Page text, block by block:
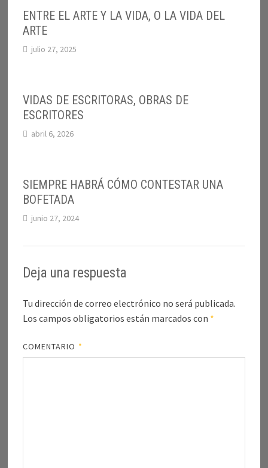
ENTRE EL ARTE Y LA VIDA, O LA VIDA DEL
ARTE
julio 27, 2025
VIDAS DE ESCRITORAS, OBRAS DE
ESCRITORES
abril 6, 2026
SIEMPRE HABRÁ CÓMO CONTESTAR UNA
BOFETADA
junio 27, 2024
Deja una respuesta
Tu dirección de correo electrónico no será publicada.
Los campos obligatorios están marcados con *
COMENTARIO *